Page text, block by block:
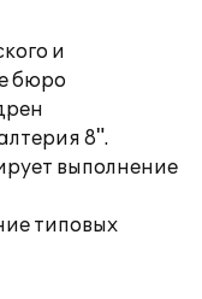
и
бюро
8".
выполнение
типовых